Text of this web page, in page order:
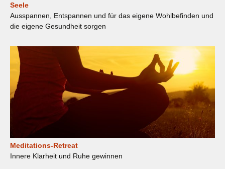
Seele
Ausspannen, Entspannen und für das eigene Wohlbefinden und
die eigene Gesundheit sorgen
Meditations-Retreat
Innere Klarheit und Ruhe gewinnen